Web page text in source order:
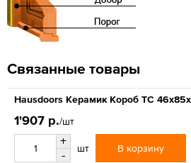
Связанные товары
Hausdoors Керамик Короб ТС
1'907 р./шт
+
-
шт В корзину